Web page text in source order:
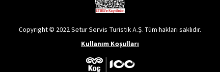
Copyright © 2022 Setur Servis Turistik A.Ş. Tüm hakları saklıdır.
Kullanım Koşulları